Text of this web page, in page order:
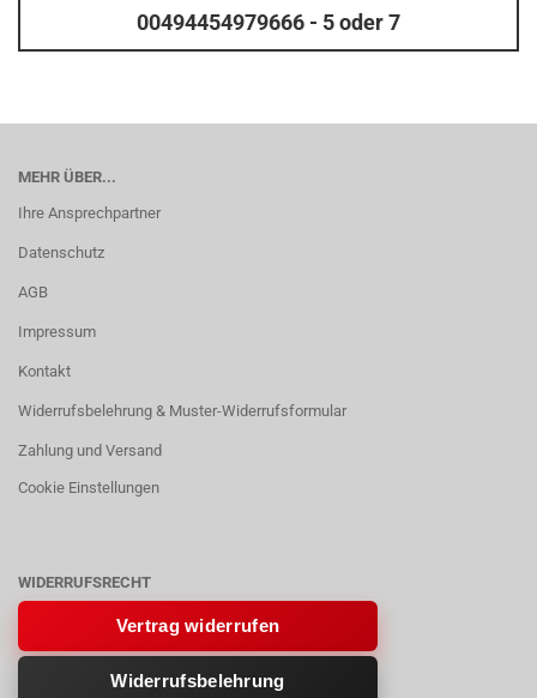
00494454979666 - 5 oder 7
MEHR ÜBER...
Ihre Ansprechpartner
Datenschutz
AGB
Impressum
Kontakt
Widerrufsbelehrung & Muster-Widerrufsformular
Zahlung und Versand
Cookie Einstellungen
WIDERRUFSRECHT
Vertrag widerrufen
Widerrufsbelehrung